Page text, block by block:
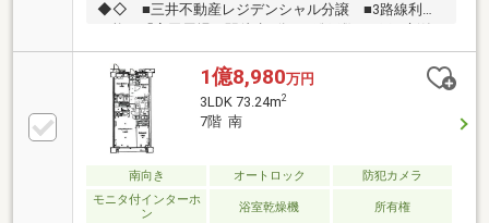
◆◇ ■三井不動産レジデンシャル分譲 ■3路線利用
マンション ■7階部分3LDK住戸
1億8,980万円
3LDK 73.24m2
7階 南
南向き オートロック
防犯カメラ
モニタ付インターホ
ン
浴室乾燥機 所有権